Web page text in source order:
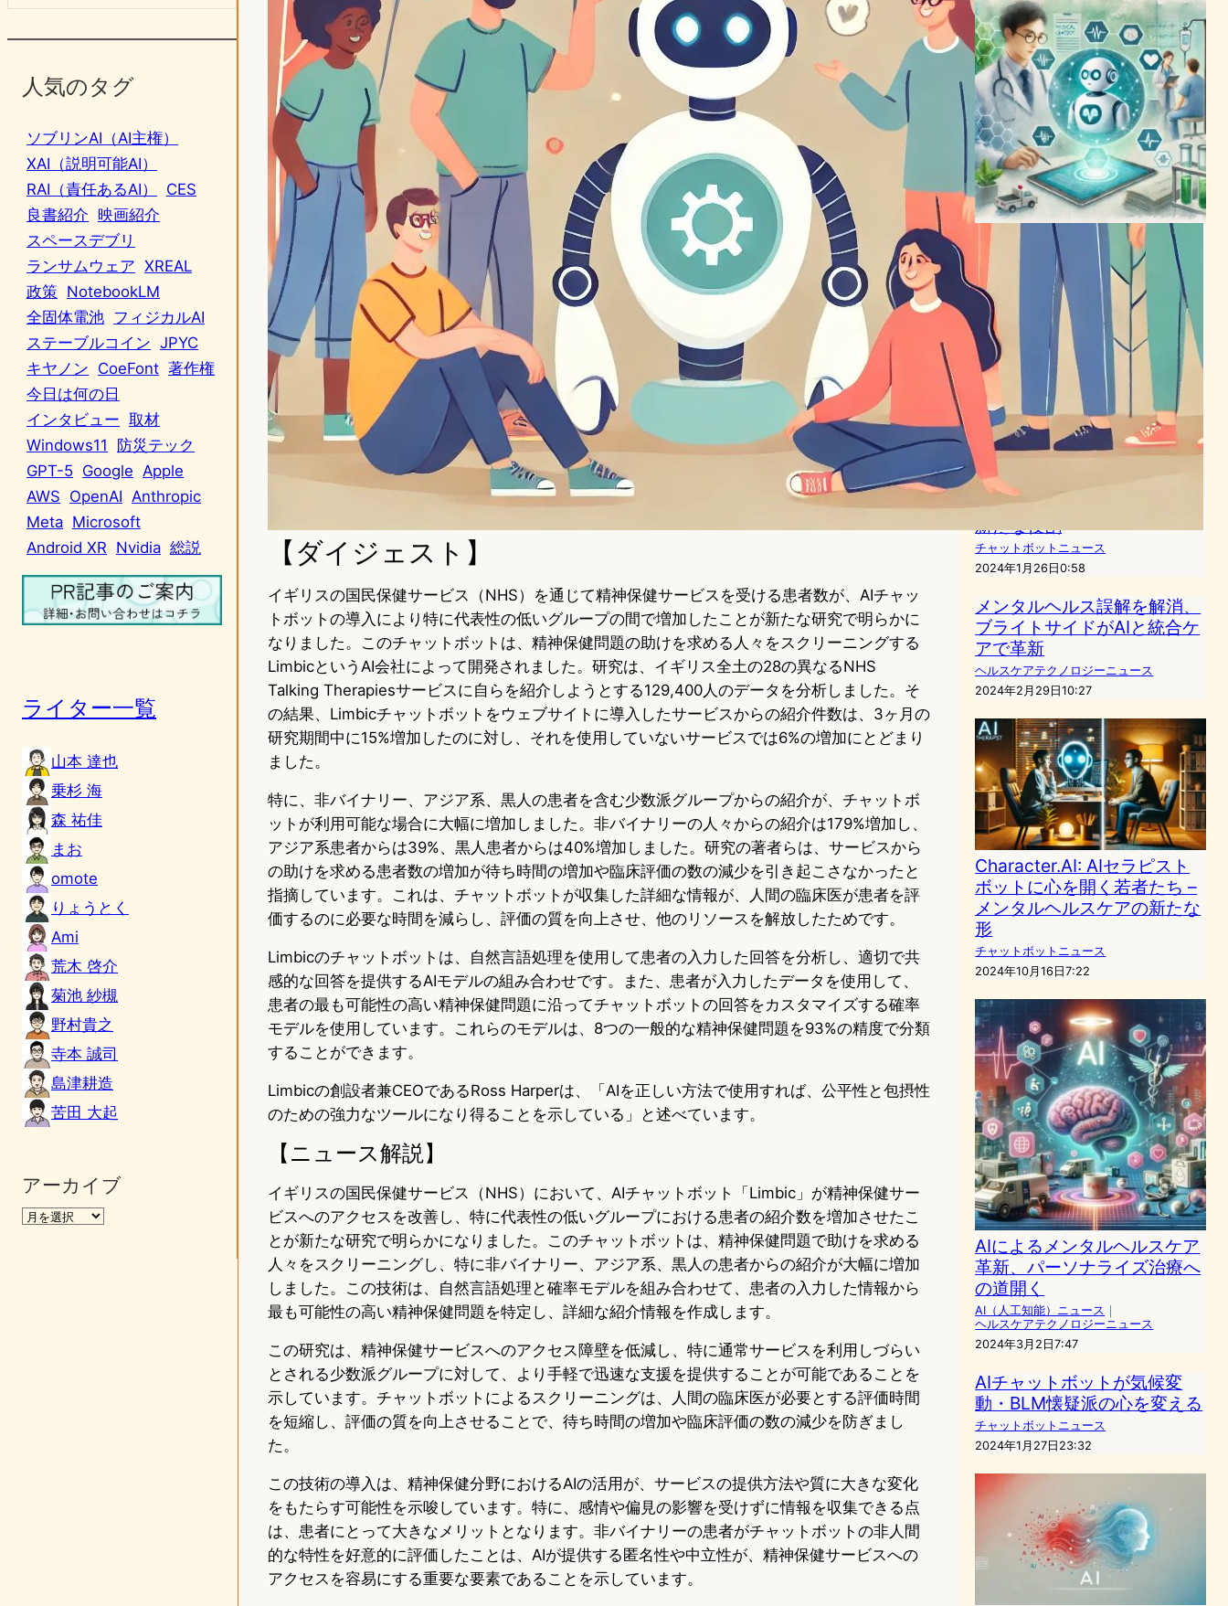
人気のタグ
ソブリンAI（AI主権）
XAI（説明可能AI）
RAI（責任あるAI）
CES
良書紹介 映画紹介
スペースデブリ
ランサムウェア XREAL
政策 NotebookLM
全固体電池 フィジカルAI
ステーブルコイン JPYC
キヤノン CoeFont 著作権
今日は何の日
インタビュー 取材
Windows11
防災テック
GPT-5 Google Apple
AWS OpenAI Anthropic
Meta Microsoft
Android XR Nvidia 総説
ライター一覧
山本 達也
乗杉 海
森 祐佳
まお
omote
りょうとく
Ami
荒木 啓介
菊池 紗槻
野村貴之
寺本 誠司
島津耕造
苦田 大起
アーカイブ
【ダイジェスト】
イギリスの国民保健サービス（NHS）を通じて精神保健サービスを受ける患者数が、AIチャッ
トボットの導入により特に代表性の低いグループの間で増加したことが新たな研究で明らかに
なりました。このチャットボットは、精神保健問題の助けを求める人々をスクリーニングする
LimbicというAI会社によって開発されました。研究は、イギリス全土の28の異なるNHS
Talking Therapiesサービスに自らを紹介しようとする129,400人のデータを分析しました。そ
の結果、Limbicチャットボットをウェブサイトに導入したサービスからの紹介件数は、3ヶ月の
研究期間中に15%増加したのに対し、それを使用していないサービスでは6%の増加にとどまり
ました。
特に、非バイナリー、アジア系、黒人の患者を含む少数派グループからの紹介が、チャットボ
ットが利用可能な場合に大幅に増加しました。非バイナリーの人々からの紹介は179%増加し、
アジア系患者からは39%、黒人患者からは40%増加しました。研究の著者らは、サービスから
の助けを求める患者数の増加が待ち時間の増加や臨床評価の数の減少を引き起こさなかったと
指摘しています。これは、チャットボットが収集した詳細な情報が、人間の臨床医が患者を評
価するのに必要な時間を減らし、評価の質を向上させ、他のリソースを解放したためです。
Limbicのチャットボットは、自然言語処理を使用して患者の入力した回答を分析し、適切で共
感的な回答を提供するAIモデルの組み合わせです。また、患者が入力したデータを使用して、
患者の最も可能性の高い精神保健問題に沿ってチャットボットの回答をカスタマイズする確率
モデルを使用しています。これらのモデルは、8つの一般的な精神保健問題を93%の精度で分類
することができます。
Limbicの創設者兼CEOであるRoss Harperは、「AIを正しい方法で使用すれば、公平性と包摂性
のための強力なツールになり得ることを示している」と述べています。
【ニュース解説】
イギリスの国民保健サービス（NHS）において、AIチャットボット「Limbic」が精神保健サー
ビスへのアクセスを改善し、特に代表性の低いグループにおける患者の紹介数を増加させたこ
とが新たな研究で明らかになりました。このチャットボットは、精神保健問題で助けを求める
人々をスクリーニングし、特に非バイナリー、アジア系、黒人の患者からの紹介が大幅に増加
しました。この技術は、自然言語処理と確率モデルを組み合わせて、患者の入力した情報から
最も可能性の高い精神保健問題を特定し、詳細な紹介情報を作成します。
この研究は、精神保健サービスへのアクセス障壁を低減し、特に通常サービスを利用しづらい
とされる少数派グループに対して、より手軽で迅速な支援を提供することが可能であることを
示しています。チャットボットによるスクリーニングは、人間の臨床医が必要とする評価時間
を短縮し、評価の質を向上させることで、待ち時間の増加や臨床評価の数の減少を防ぎまし
た。
この技術の導入は、精神保健分野におけるAIの活用が、サービスの提供方法や質に大きな変化
をもたらす可能性を示唆しています。特に、感情や偏見の影響を受けずに情報を収集できる点
は、患者にとって大きなメリットとなります。非バイナリーの患者がチャットボットの非人間
的な特性を好意的に評価したことは、AIが提供する匿名性や中立性が、精神保健サービスへの
アクセスを容易にする重要な要素であることを示しています。
中国科学院が開発したAIチャ
ットボット、医療現場で革新
をもたらす
チャットボットニュース
2024年3月19日21:14
未規制AIチャットボット、英
国社会福祉計画に潜むリスク
と機会
チャットボットニュース
2024年3月10日18:08
チャットボットの人格化：ユ
ーザーとの深い絆を築くAIの
新たな役割
チャットボットニュース
2024年1月26日0:58
メンタルヘルス誤解を解消、
ブライトサイドがAIと統合ケ
アで革新
ヘルスケアテクノロジーニュース
2024年2月29日10:27
Character.AI: AIセラピスト
ボットに心を開く若者たち –
メンタルヘルスケアの新たな
形
チャットボットニュース
2024年10月16日7:22
AIによるメンタルヘルスケア
革新、パーソナライズ治療へ
の道開く
AI（人工知能）ニュース ｜
ヘルスケアテクノロジーニュース
2024年3月2日7:47
AIチャットボットが気候変
動・BLM懐疑派の心を変える
チャットボットニュース
2024年1月27日23:32